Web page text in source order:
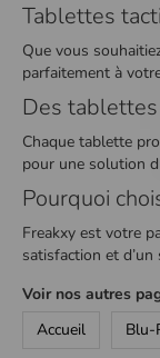
Tablettes
Que vous
parfaitement à
Des
Chaque tablette
pour une solution
Pourquoi
Freakxy est votre
satisfaction et
Voir nos autres
Accueil
Blu-